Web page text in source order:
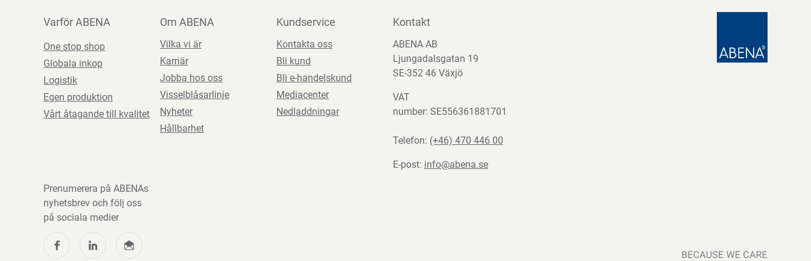
Varför ABENA
One stop shop
Globala inkop
Logistik
Egen produktion
Vårt åtagande till kvalitet
Om ABENA
Vilka vi är
Karriär
Jobba hos oss
Visselblåsarlinje
Nyheter
Hållbarhet
Kundservice
Kontakta oss
Bli kund
Bli e-handelskund
Mediacenter
Nedladdningar
Kontakt
ABENA AB
Ljungadalsgatan 19
SE-352 46 Växjö
VAT
number: SE556361881701
Telefon: (+46) 470 446 00
E-post: info@abena.se
Prenumerera på ABENAs
nyhetsbrev och följ oss
på sociala medier